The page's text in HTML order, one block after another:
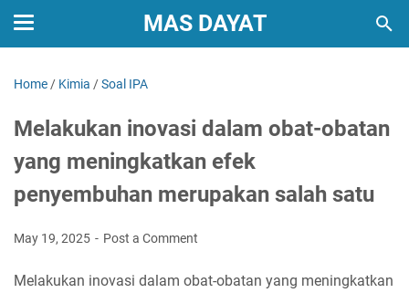
MAS DAYAT
Home / Kimia /Soal IPA
Melakukan inovasi dalam obat-obatan
yang meningkatkan efek
penyembuhan merupakan salah satu
May 19, 2025 Post a Comment
Melakukan inovasi dalam obat-obatan yang meningkatkan